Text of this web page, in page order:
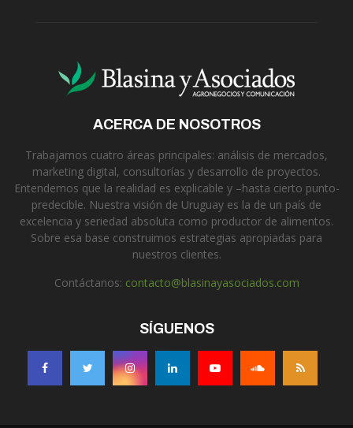
ACERCA DE NOSOTROS
Trabajamos cuatro áreas principales: análisis de mercados,
marketing digital, consultorías y desarrollo de proyectos.
Entendemos que la realidad es explicable y –hasta cierto punto-
predecible. Nuestra visión de Uruguay es la de un país de
excelencia y seriedad absoluta como productor de alimentos.
Sobre esa base construimos estrategias apropiadas para
nuestros clientes.
Contáctanos: contacto@blasinayasociados.com
SÍGUENOS